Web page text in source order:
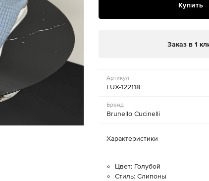
Купить
Заказ в 1
Артикул
LUX-122118
Бренд
Brunello Cucinelli
Характеристики
Цвет: Голубой
Стиль: Слипоны